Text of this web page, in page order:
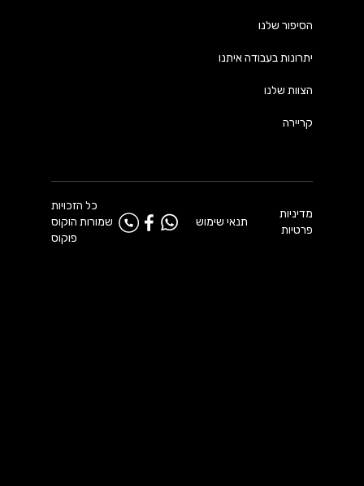
הסיפור שלנו
יתרונות בעבודה איתנו
הצוות שלנו
קריירה
מדיניות
פרטיות
תנאי שימוש
כל הזכויות
שמורות הוקוס
פוקוס